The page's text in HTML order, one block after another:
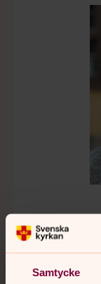
Samtycke
Gudrun
Direkt:0511-